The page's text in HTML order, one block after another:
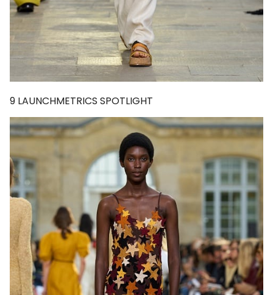
9 LAUNCHMETRICS SPOTLIGHT